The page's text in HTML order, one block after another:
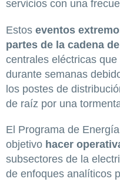
servicios con una
Estos eventos
partes de la cadena
centrales eléctricas
durante semanas
los postes de
de raíz por una
El Programa de
objetivo hacer
subsectores de la
de enfoques analíticos